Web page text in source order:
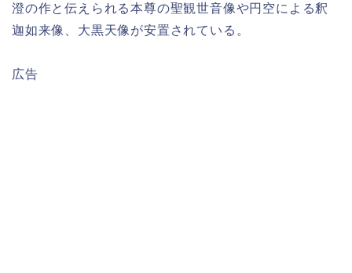
澄の作と伝えられる本尊の聖観世音像や円空による釈
迦如来像、大黒天像が安置されている。
広告